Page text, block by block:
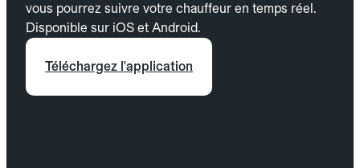
vous pourrez suivre votre chauffeur en temps réel.
Disponible sur iOS et Android.
Téléchargez l'application